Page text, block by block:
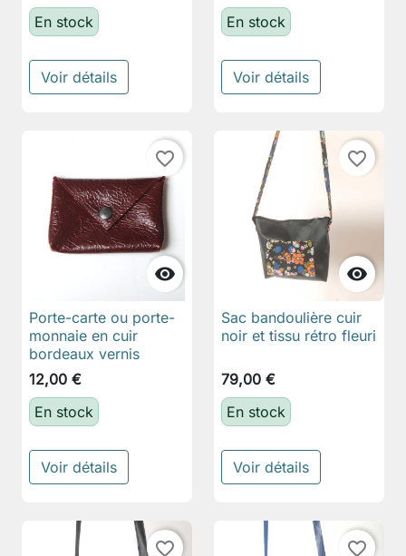
En stock
Voir détails
En stock
Voir détails

favorite_border
Porte-carte ou porte-
monnaie en cuir
bordeaux vernis
12,00 €
En stock
Voir détails

favorite_border
Sac bandoulière cuir
noir et tissu rétro fleuri
79,00 €
En stock
Voir détails
favorite_border favorite_border